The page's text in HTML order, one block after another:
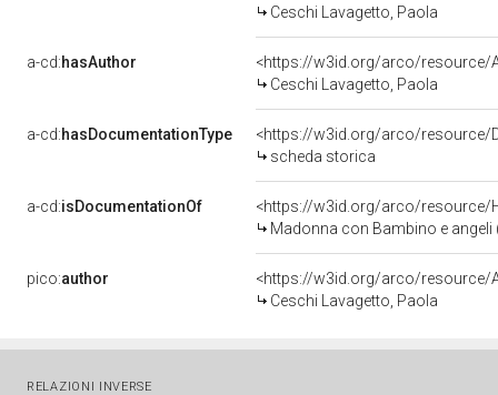
Ceschi Lavagetto, Paola
a-cd:hasAuthor
<https://w3id.org/arco/resource/
Ceschi Lavagetto, Paola
a-cd:hasDocumentationType
<https://w3id.org/arco/resource/
scheda storica
a-cd:isDocumentationOf
<https://w3id.org/arco/resource/
Madonna con Bambino e
pico:author
<https://w3id.org/arco/resource/
Ceschi Lavagetto, Paola
RELAZIONI INVERSE